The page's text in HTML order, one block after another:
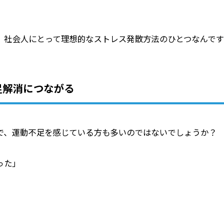
会人にとって理想的なストレス発散方法のひとつなんです
消につながる
運動不足を感じている方も多いのではないでしょうか？
」